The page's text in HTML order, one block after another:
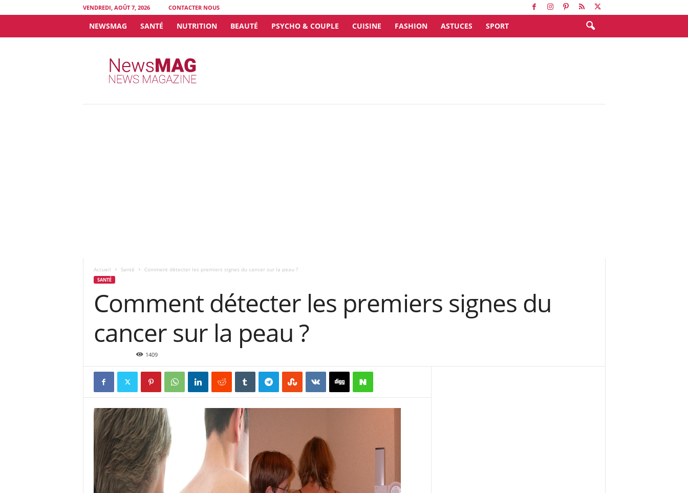
VENDREDI, AOÛT 7, 2026 CONTACTER NOUS
NEWSMAG SANTÉ NUTRITION BEAUTÉ PSYCHO & COUPLE CUISINE FASHION ASTUCES SPORT
Accueil Santé Comment détecter les premiers signes du cancer sur la peau ?
SANTÉ
Comment détecter les premiers signes du
cancer sur la peau ?
1409